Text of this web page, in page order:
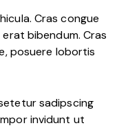
Cras congue
bibendum. Cras
posuere lobortis
sadipscing
invidunt ut